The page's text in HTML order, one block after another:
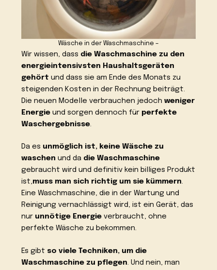
Wäsche in der Waschmaschine –
Wir wissen, dass die Waschmaschine zu den
energieintensivsten Haushaltsgeräten
gehört und dass sie am Ende des Monats zu
steigenden Kosten in der Rechnung beiträgt.
Die neuen Modelle verbrauchen jedochweniger
Energie und sorgen dennoch für perfekte
Waschergebnisse.
Da es unmöglich ist, keine Wäsche zu
waschen und da die Waschmaschine
gebraucht wird und definitiv kein billiges Produkt
ist,muss man sich richtig um sie kümmern.
Eine Waschmaschine, die in der Wartung und
Reinigung vernachlässigt wird, ist ein Gerät, das
nur unnötige Energie verbraucht, ohne
perfekte Wäsche zu bekommen.
Es gibt so viele Techniken, um die
Waschmaschine zu pflegen. Und nein, man